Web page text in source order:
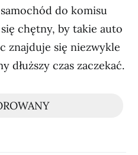
do komisu
chętny, by takie auto
znajduje się niezwykle
dłuższy czas zaczekać.